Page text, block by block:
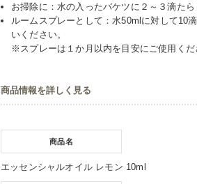
お掃除に：水の入ったバケツに２～３滴た
ルームスプレーとして：水50mlに対して10
いください。
※スプレーは１か月以内を目安にご使用くだ
商品情報を詳しく見る
商品名
エッセンシャルオイル レモン 10ml